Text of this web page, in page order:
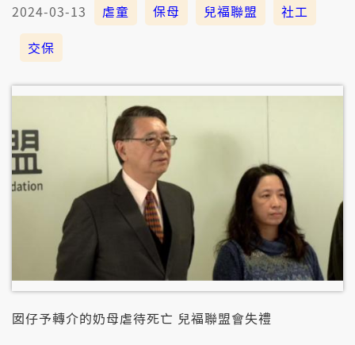
2024-03-13 虐童 保母 兒福聯盟
社工
交保
囡仔予轉介的奶母虐待死亡 兒福聯盟會失禮